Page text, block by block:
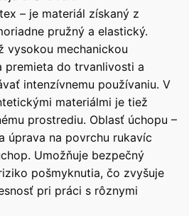
– je materiál získaný z
pružný a elastický.
vysokou mechanickou
premieta do trvanlivosti a
intenzívnemu používaniu. V
materiálmi je tiež
prostrediu. Oblasť úchopu –
úprava na povrchu rukavíc
Umožňuje bezpečný
pošmyknutia, čo zvyšuje
pri práci s rôznymi